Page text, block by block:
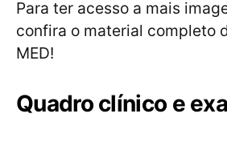
Para ter acesso a mais
confira o material completo
MED!
Quadro clínico e